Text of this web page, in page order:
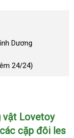
Dương
24/24)
vật Lovetoy
cặp đôi les